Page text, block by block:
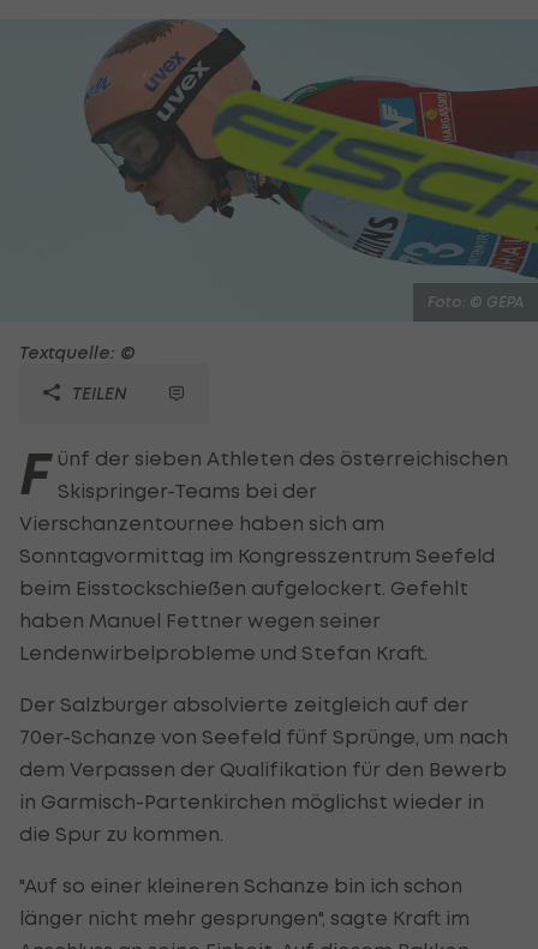
Foto: © GEPA
Textquelle: ©
TEILEN
F ünf der sieben Athleten des österreichischen
Skispringer-Teams bei der
Vierschanzentournee haben sich am
Sonntagvormittag im Kongresszentrum Seefeld
beim Eisstockschießen aufgelockert. Gefehlt
haben Manuel Fettner wegen seiner
Lendenwirbelprobleme und Stefan Kraft.
Der Salzburger absolvierte zeitgleich auf der
70er-Schanze von Seefeld fünf Sprünge, um nach
dem Verpassen der Qualifikation für den Bewerb
in Garmisch-Partenkirchen möglichst wieder in
die Spur zu kommen.
"Auf so einer kleineren Schanze bin ich schon
länger nicht mehr gesprungen", sagte Kraft im